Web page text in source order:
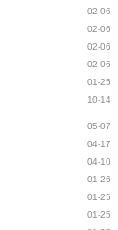
02-06
02-06
02-06
02-06
01-25
10-14
05-07
04-17
04-10
01-26
01-25
01-25